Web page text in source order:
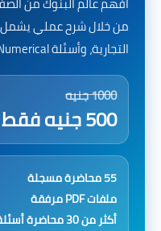
من خلال شرح عملي يشمل
التجارية، وأسئلة Numerical و Verbal.
1000 جنيه
500 جنيه فقط
55 محاضرة مسجلة
ملفات PDF مرفقة
أكثر من 30 محاضرة أسئلة بنوك